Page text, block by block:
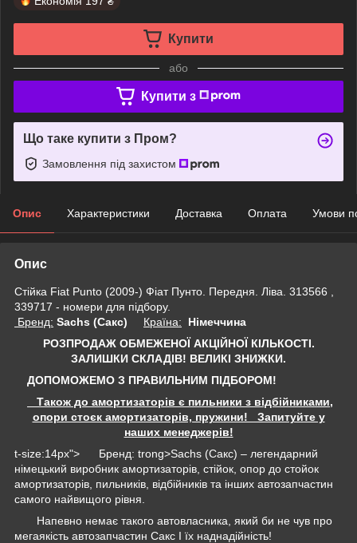
Купити
або
Купити з
Що таке купити з Пром?
Замовлення під захистом
Опис Характеристики Доставка Оплата Умови
Опис
Стійка Fiat Punto (2009-) Фіат Пунто. Передня. Ліва. 313566 ,
339717 - номери для підбору.
Бренд: Sachs (Сакс) Країна: Німеччина
РОЗПРОДАЖ ОБМЕЖЕНОЇ АКЦІЙНОЇ КІЛЬКОСТІ.
ЗАЛИШКИ СКЛАДІВ! ВЕЛИКІ ЗНИЖКИ.
ДОПОМОЖЕМО З ПРАВИЛЬНИМ ПІДБОРОМ!
Також до амортизаторів є пильники з відбійниками,
опори стоєк амортизаторів, пружини! Запитуйте у
наших менеджерів!
t-size:14px"> Бренд: trong>Sachs (Сакс) – легендарний
німецький виробник амортизаторів, стійок, опор до стойок
амортизаторів, пильників, відбійників та інших автозапчастин
самого найвищого рівня.
Напевно немає такого автовласника, який би не чув про
мегаякість автозапчастин Сакс І їх наднадійність!